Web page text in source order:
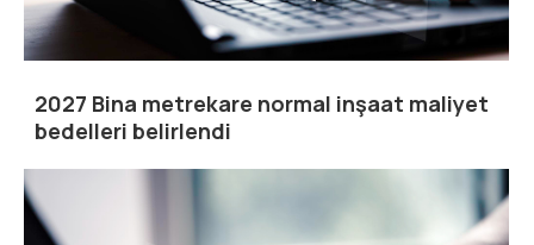
2027 Bina metrekare normal inşaat maliyet
bedelleri belirlendi